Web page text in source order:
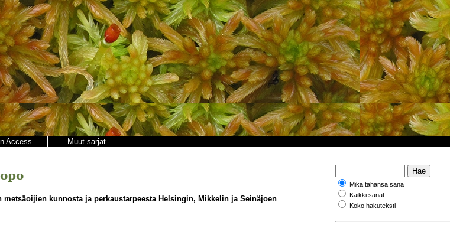
Access Muut sarjat
metsäoijien kunnosta ja perkaustarpeesta Helsingin, Mikkelin ja Seinäjoen
Mikä tahansa sana
Kaikki sanat
Koko hakuteksti